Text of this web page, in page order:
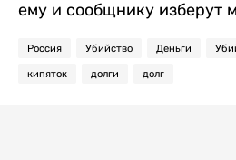
ему и сообщнику изберут
Россия Убийство Деньги
кипяток долги долг